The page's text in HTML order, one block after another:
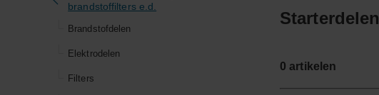
brandstoffilters e.d.
Brandstofdelen
Elektrodelen
Filters
Starterdelen
0 artikelen